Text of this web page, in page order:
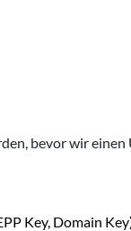
bevor wir
Key, Domain